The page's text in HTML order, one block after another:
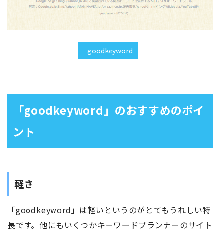
goodkeyword
「goodkeyword」のおすすめのポイ
ント
軽さ
「goodkeyword」は軽いというのがとてもうれしい特
長です。他にもいくつかキーワードプランナーのサイト